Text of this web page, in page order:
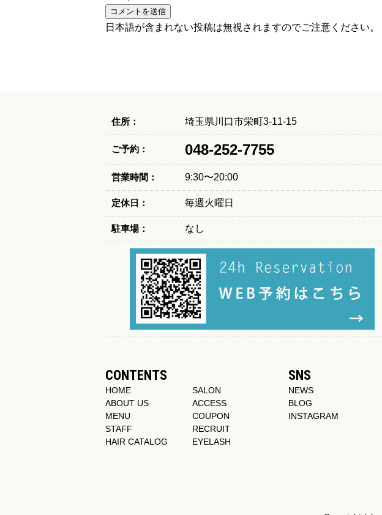
日本語が含まれない投稿は無視されますのでご注意ください。
住所： 埼玉県川口市栄町3-11-15
ご予約： 048-252-7755
営業時間： 9:30〜20:00
定休日： 毎週火曜日
駐車場： なし
CONTENTS
HOME
ABOUT US
MENU
STAFF
HAIR CATALOG
SALON
ACCESS
COUPON
RECRUIT
EYELASH
SNS
NEWS
BLOG
INSTAGRAM